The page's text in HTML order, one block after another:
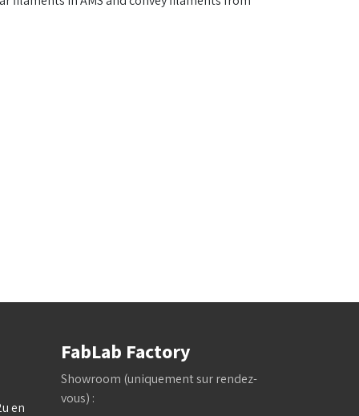
en
FabLab Factory
Showroom (uniquement sur rendez-
vous) :